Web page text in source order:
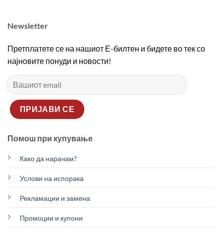
Newsletter
Претплатете се на нашиот Е-билтен и бидете во тек со
најновите понуди и новости!
Помош при купување
Како да нарачам?
Услови на испорака
Рекламации и замена
Промоции и купони